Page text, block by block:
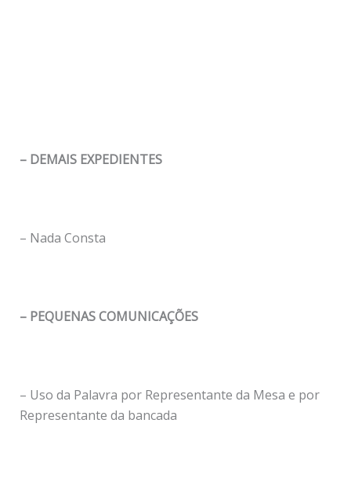
– DEMAIS EXPEDIENTES
– Nada Consta
– PEQUENAS COMUNICAÇÕES
– Uso da Palavra por Representante da Mesa e por
Representante da bancada